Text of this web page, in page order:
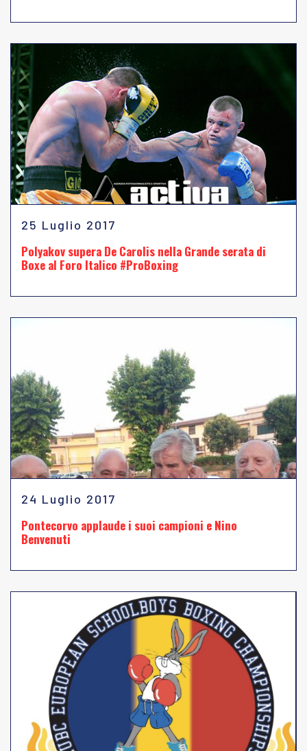
25 Luglio 2017
Polyakov supera De Carolis nella Grande serata di
Boxe al Foro Italico #ProBoxing
24 Luglio 2017
Pontecorvo applaude i suoi campioni e Nino
Benvenuti